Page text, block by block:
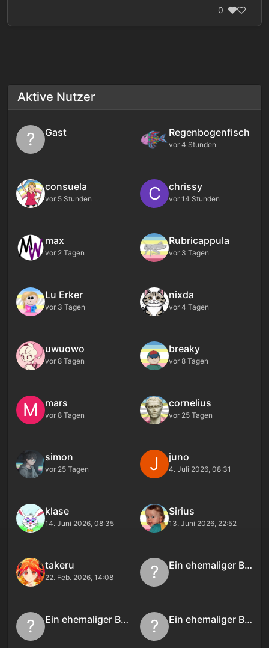
0
Aktive Nutzer
? Gast Regenbogenfisch
vor 4 Stunden
consuela
vor 5 Stunden C chrissy
vor 14 Stunden
max
vor 2 Tagen
Rubricappula
vor 3 Tagen
Lu Erker
vor 3 Tagen
nixda
vor 4 Tagen
uwuowo
vor 8 Tagen
breaky
vor 8 Tagen
M mars
vor 8 Tagen
cornelius
vor 25 Tagen
simon
vor 25 Tagen J juno
4. Juli 2026, 08:31
klase
14. Juni 2026, 08:35
Sirius
13. Juni 2026, 22:52
takeru
22. Feb. 2026, 14:08 ? Ein ehemaliger Benutzer
? Ein ehemaliger Benutzer ? Ein ehemaliger Benutzer